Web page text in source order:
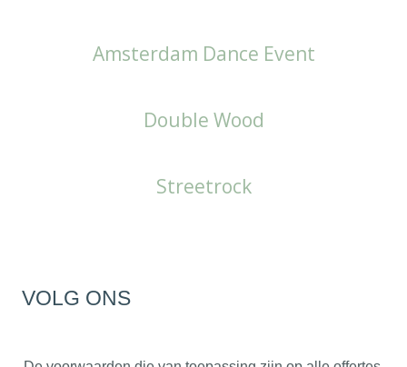
Amsterdam Dance Event
Double Wood
Streetrock
VOLG ONS